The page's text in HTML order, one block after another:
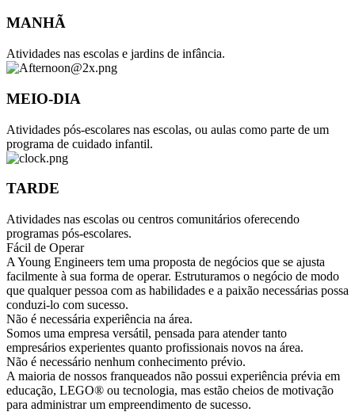
MANHÃ
Atividades nas escolas e jardins de infância.
MEIO-DIA
Atividades pós-escolares nas escolas, ou aulas como parte de um
programa de cuidado infantil.
TARDE
Atividades nas escolas ou centros comunitários oferecendo
programas pós-escolares.
Fácil de Operar
A Young Engineers tem uma proposta de negócios que se ajusta
facilmente à sua forma de operar. Estruturamos o negócio de modo
que qualquer pessoa com as habilidades e a paixão necessárias possa
conduzi-lo com sucesso.
Não é necessária experiência na área.
Somos uma empresa versátil, pensada para atender tanto
empresários experientes quanto profissionais novos na área.
Não é necessário nenhum conhecimento prévio.
A maioria de nossos franqueados não possui experiência prévia em
educação, LEGO® ou tecnologia, mas estão cheios de motivação
para administrar um empreendimento de sucesso.